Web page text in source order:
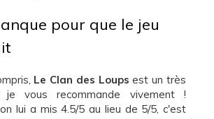
pour que le jeu
Le Clan des Loups est un très
vous recommande vivement !
lui a mis 4.5/5 au lieu de 5/5, c'est